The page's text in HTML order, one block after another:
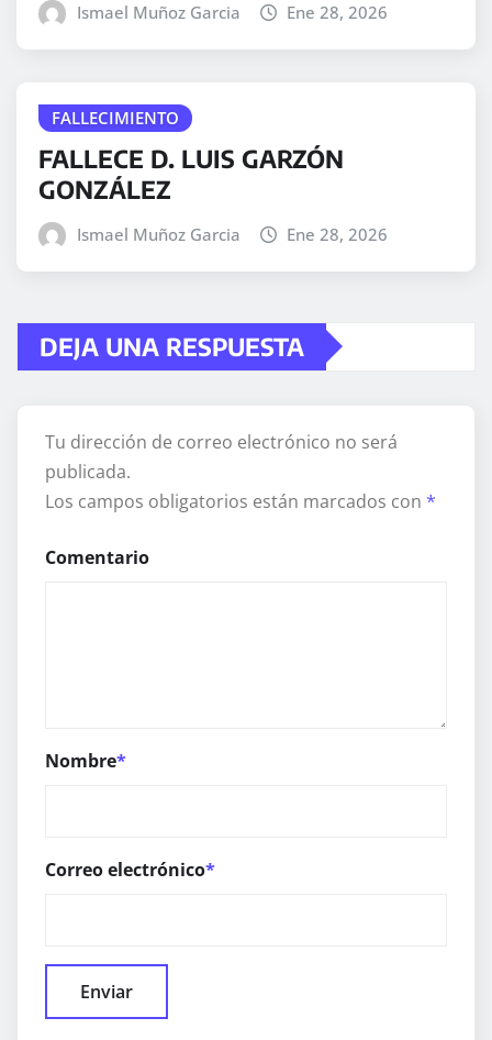
Ismael Muñoz Garcia Ene 28, 2026
FALLECIMIENTO
FALLECE D. LUIS GARZÓN
GONZÁLEZ
Ismael Muñoz Garcia Ene 28, 2026
DEJA UNA RESPUESTA
Tu dirección de correo electrónico no será
publicada.
Los campos obligatorios están marcados con *
Comentario
Nombre*
Correo electrónico*